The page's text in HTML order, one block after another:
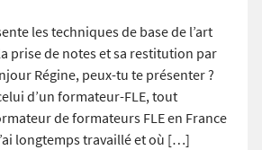
les techniques de base de l’art
prise de notes et sa restitution par
Régine, peux-tu te présenter ?
d’un formateur-FLE, tout
de formateurs FLE en France
longtemps travaillé et où […]